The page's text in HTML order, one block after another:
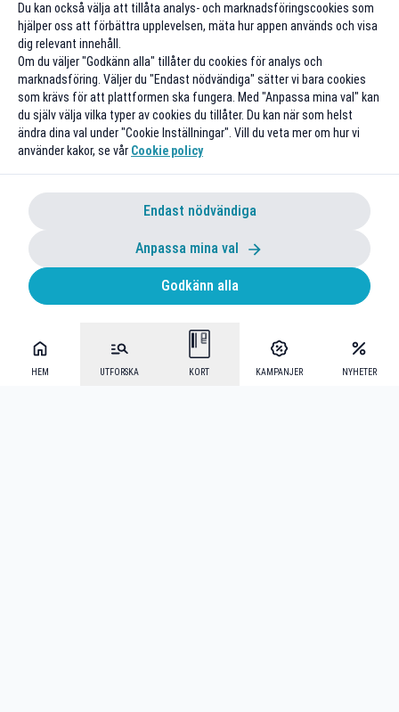
HEM UTFORSKA KORT KAMPANJER NYHETER
Du kan också välja att tillåta analys- och marknadsföringscookies som
hjälper oss att förbättra upplevelsen, mäta hur appen används och visa
dig relevant innehåll.
Om du väljer "Godkänn alla" tillåter du cookies för analys och
marknadsföring. Väljer du "Endast nödvändiga" sätter vi bara cookies
som krävs för att plattformen ska fungera. Med "Anpassa mina val" kan
du själv välja vilka typer av cookies du tillåter. Du kan när som helst
ändra dina val under "Cookie Inställningar". Vill du veta mer om hur vi
använder kakor, se vår Cookie policy
Endast nödvändiga
Anpassa mina val
Godkänn alla